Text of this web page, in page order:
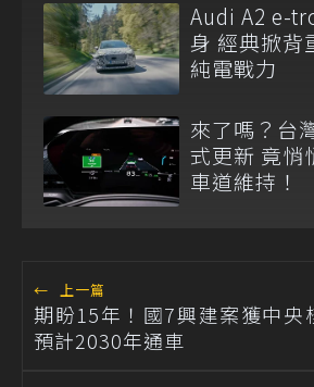
Audi A2 e-
身 經典掀背
純電戰力
來了嗎？台
式更新 竟悄
車道維持！
← 上一篇
期盼15年！國7興建案獲中央
預計2030年通車